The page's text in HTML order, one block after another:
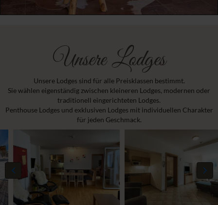
Unsere Lodges
Unsere Lodges sind für alle Preisklassen bestimmt.
Sie wählen eigenständig zwischen kleineren Lodges, modernen oder
traditionell eingerichteten Lodges.
Penthouse Lodges und exklusiven Lodges mit individuellen Charakter
für jeden Geschmack.